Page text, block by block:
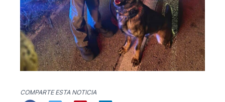
COMPARTE ESTA NOTICIA